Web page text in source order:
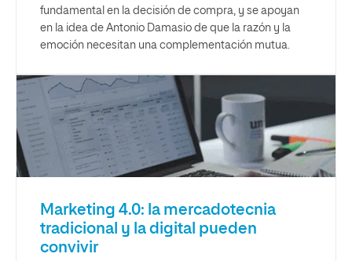
fundamental en la decisión de compra, y se apoyan
en la idea de Antonio Damasio de que la razón y la
emoción necesitan una complementación mutua.
Marketing 4.0: la mercadotecnia
tradicional y la digital pueden
convivir